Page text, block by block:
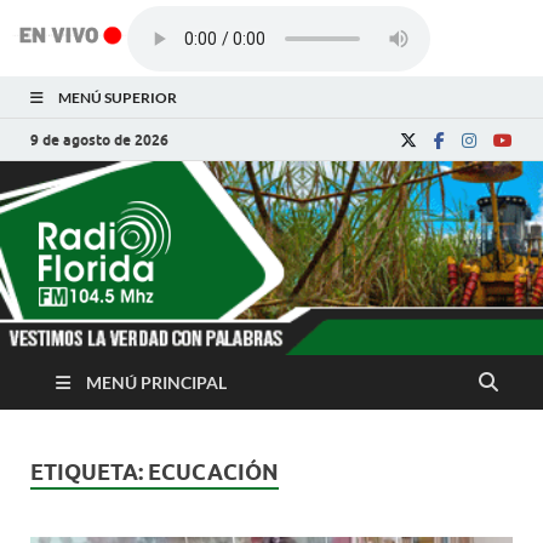
MENÚ SUPERIOR
9 de agosto de 2026
Radio Florida de
Cuba
Noticias y Actualidades de Florida, Camagüey,
MENÚ PRINCIPAL
ETIQUETA: ECUCACIÓN